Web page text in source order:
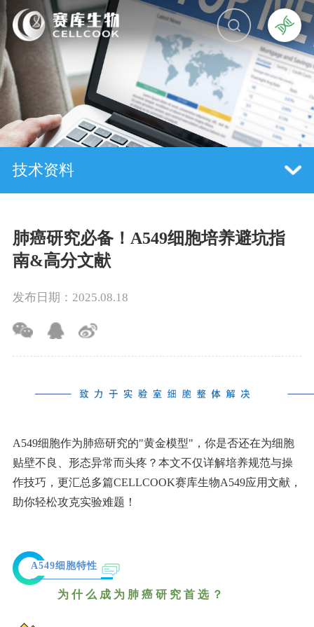
技术资料
肺癌研究必备！A549细胞培养避坑指
南&高分文献
发布日期：2025.08.18
A549细胞作为肺癌研究的"黄金模型"，你是否还在为细胞
贴壁不良、形态异常而头疼？本文不仅详解培养规范与操
作技巧，更汇总多篇CELLCOOK赛库生物A549应用文献，
助你轻松攻克实验难题！
A549细胞特性
为什么成为肺癌研究首选？